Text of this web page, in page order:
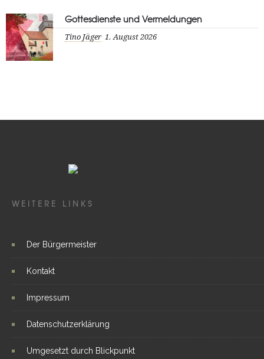
Gottesdienste und Vermeldungen
Tino Jäger 1. August 2026
WEITERE LINKS
Der Bürgermeister
Kontakt
Impressum
Datenschutzerklärung
Umgesetzt durch Blickpunkt